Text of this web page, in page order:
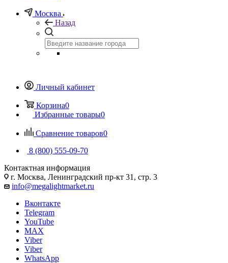
Москва
Назад
Личный кабинет
Корзина0
Избранные товары0
Сравнение товаров0
8 (800) 555-09-70
Контактная информация
г. Москва, Ленинградский пр-кт 31, стр. 3
info@megalightmarket.ru
Вконтакте
Telegram
YouTube
MAX
Viber
Viber
WhatsApp